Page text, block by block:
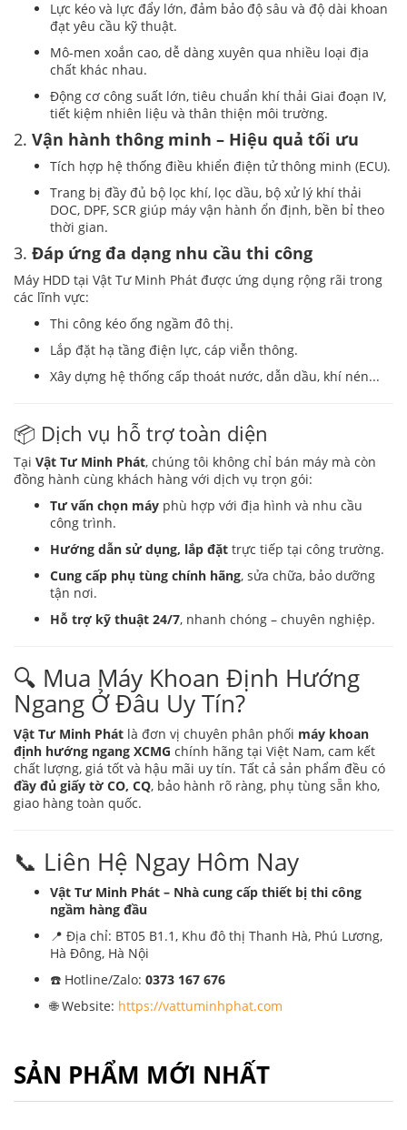
Lực kéo và lực đẩy lớn, đảm bảo độ sâu và độ dài khoan
đạt yêu cầu kỹ thuật.
Mô-men xoắn cao, dễ dàng xuyên qua nhiều loại địa
chất khác nhau.
Động cơ công suất lớn, tiêu chuẩn khí thải Giai đoạn IV,
tiết kiệm nhiên liệu và thân thiện môi trường.
2. Vận hành thông minh – Hiệu quả tối ưu
Tích hợp hệ thống điều khiển điện tử thông minh (ECU).
Trang bị đầy đủ bộ lọc khí, lọc dầu, bộ xử lý khí thải
DOC, DPF, SCR giúp máy vận hành ổn định, bền bỉ theo
thời gian.
3. Đáp ứng đa dạng nhu cầu thi công
Máy HDD tại Vật Tư Minh Phát được ứng dụng rộng rãi trong
các lĩnh vực:
Thi công kéo ống ngầm đô thị.
Lắp đặt hạ tầng điện lực, cáp viễn thông.
Xây dựng hệ thống cấp thoát nước, dẫn dầu, khí nén...
📦 Dịch vụ hỗ trợ toàn diện
Tại Vật Tư Minh Phát, chúng tôi không chỉ bán máy mà còn
đồng hành cùng khách hàng với dịch vụ trọn gói:
Tư vấn chọn máy phù hợp với địa hình và nhu cầu
công trình.
Hướng dẫn sử dụng, lắp đặt trực tiếp tại công trường.
Cung cấp phụ tùng chính hãng, sửa chữa, bảo dưỡng
tận nơi.
Hỗ trợ kỹ thuật 24/7, nhanh chóng – chuyên nghiệp.
🔍 Mua Máy Khoan Định Hướng
Ngang Ở Đâu Uy Tín?
Vật Tư Minh Phát là đơn vị chuyên phân phối máy khoan
định hướng ngang XCMG chính hãng tại Việt Nam, cam kết
chất lượng, giá tốt và hậu mãi uy tín. Tất cả sản phẩm đều có
đầy đủ giấy tờ CO, CQ, bảo hành rõ ràng, phụ tùng sẵn kho,
giao hàng toàn quốc.
📞 Liên Hệ Ngay Hôm Nay
Vật Tư Minh Phát – Nhà cung cấp thiết bị thi công
ngầm hàng đầu
📍 Địa chỉ: BT05 B1.1, Khu đô thị Thanh Hà, Phú Lương,
Hà Đông, Hà Nội
☎️ Hotline/Zalo: 0373 167 676
🌐 Website: https://vattuminhphat.com
SẢN PHẨM MỚI NHẤT